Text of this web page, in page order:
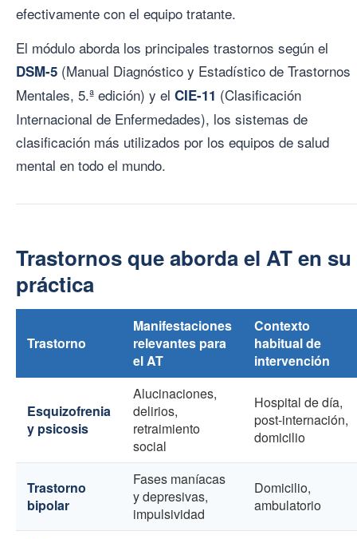
efectivamente con el equipo tratante.
El módulo aborda los principales trastornos según el
DSM-5 (Manual Diagnóstico y Estadístico de Trastornos
Mentales, 5.ª edición) y el CIE-11 (Clasificación
Internacional de Enfermedades), los sistemas de
clasificación más utilizados por los equipos de salud
mental en todo el mundo.
Trastornos que aborda el AT en su
práctica
Trastorno
Manifestaciones
relevantes para
el AT
Contexto
habitual de
intervención
Esquizofrenia
y psicosis
Alucinaciones,
delirios,
retraimiento
social
Hospital de día,
post-internación,
domicilio
Trastorno
bipolar
Fases maníacas
y depresivas,
impulsividad
Domicilio,
ambulatorio